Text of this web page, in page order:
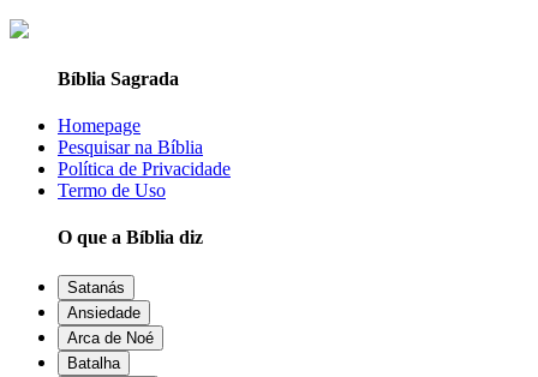
Bíblia Sagrada
Homepage
Pesquisar na Bíblia
Política de Privacidade
Termo de Uso
O que a Bíblia diz
Satanás
Ansiedade
Arca de Noé
Batalha